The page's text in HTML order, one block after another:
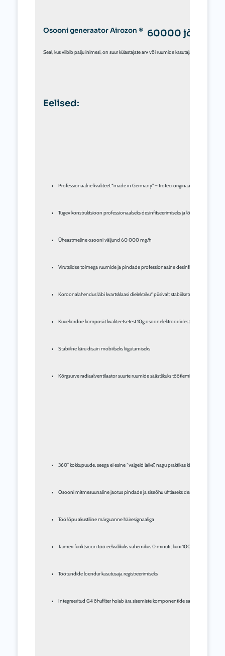
Osooni generaator Airozon ® 60000 jõudlus
Seal, kus viibib palju inimesi, on suur külastajate arv või ruumide kasutajad vahetuvad
Eelised:
Professionaalne kvaliteet “made in Germany” – Troteci originaaltoodang
Tugev konstruktsioon professionaalseks desinfitseerimiseks ja lõhna
Üheastmeline osooni väljund 60 000 mg/h
Virutsiidse toimega ruumide ja pindade professionaalne desinfitseerimine –
Koroonalahendus läbi kvartsklaasi dielektriku* püsivalt stabiilsete osooni
Kuuekordne komposiit kvaliteetsetest 10g osoonelektroodidest, millel on pikk
Stabiilne käru disain mobiilseks liigutamiseks
Kõrgsurve radiaalventilaator suurte ruumide säästlikuks töötlemiseks
360° kokkupuude, seega ei esine “valgeid laike”, nagu praktikas käsitsi
Osooni mitmesuunaline jaotus pindade ja siseõhu ühtlaseks
Töö lõpu akustiline märguanne häiresignaaliga
Taimeri funktsioon töö eelvalikuks vahemikus 0 minutit kuni 100 tundi
Töötundide loendur kasutusaja registreerimiseks
Integreeritud G4 õhufilter hoiab ära sisemiste komponentide saastumise